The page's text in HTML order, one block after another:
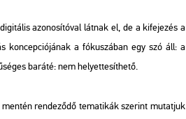
azo­no­sí­tó­val lát­nak el, de a ki­fe­je­zés a
kon­cep­ci­ó­já­nak a fó­ku­szá­ban egy szó áll: a
ba­rá­té: nem he­lyet­te­sít­he­tő.
ren­de­ző­dő te­ma­ti­kák sze­rint mu­tat­juk